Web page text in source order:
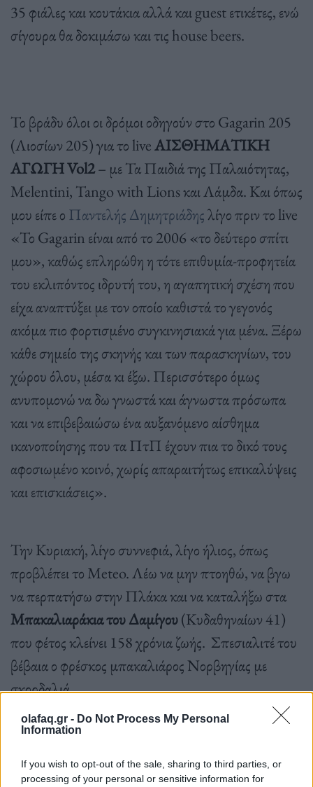
olafaq.gr - Do Not Process My Personal
Information
If you wish to opt-out of the sale, sharing to third parties, or
processing of your personal or sensitive information for
35 φιάλες και κουτάκια αλλά και guest ετικέτες, ενώ
σίγουρα θα δοκιμάσω και τις house beers.
Το βράδυ όλοι οι δρόμοι οδηγούν στο Gagarin 205
(Λιοσίων 205) για το liveΑΙΣΘΗΜΑΤΙΚΗ
ΑΓΩΓΗ Vol2– με Τα Παιδιά της Παλαιότητας,
Melentini, Tango with Lions και Λάμδα. Και όπως
μου είπε ο Παντελής Δημητριάδηςλίγο πριν το live
«Το Gagarin είναι από το 2006 «το δεύτερο σπίτι
μου», καθώς επληρώθη η τότε επιθυμία-προφητεία
του εκλιπόντος ιδρυτή του, η αγαπητική σχέση που
είχα αναπτύξει με τον οποίο καθιστά το γεγονός
ακόμα πιο φορτισμένο συγκινησιακά για μένα. Ξέρω
κάθε σημείο της σκηνής και των παρασκηνίων, του
χώρου όλου, μέσα κι έξω. Περισσότερο όμως
ανυπομονώ να δω γνωστά και άγνωστα πρόσωπα
και να επιβεβαιώσω ένα αυξανόμενο αίσθημα
ικανοποίησης που τα ΠτΠ έχουν πια το δικό τους
αφοσιωμένο κοινό, χωρίς απαραιτήτως επικαλύψεις
και επισκιάσεις».
Την Κυριακή, λίγο συννεφιά, λίγο ήλιος, όπως
προβλέπει το Meteo. Λέω να μην πτοηθώ, να βγω
να περπατήσω στην Πλάκα και να καταλήξω στα
Μπακαλιαράκια του Δαμίγου(Κυδαθηναίων 41)
που φέτος κλείνει 158 χρόνια ζωής. Σπεσιαλιτέ του
βέβαια ο φρέσκος μπακαλιάρος Νορβηγίας με
σκορδαλιά.